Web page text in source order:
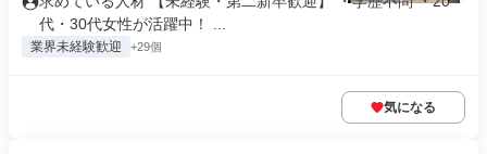
代・30代女性が活躍中！ ...
業界未経験歓迎 +29個
気になる